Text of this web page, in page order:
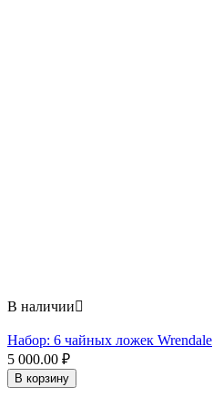
В наличии
Набор: 6 чайных ложек Wrendale
5 000.00 ₽
В корзину